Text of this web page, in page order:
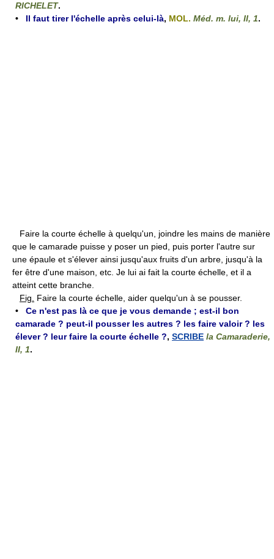
RICHELET.
• Il faut tirer l'échelle après celui-là, MOL. Méd. m. lui, II, 1.
Faire la courte échelle à quelqu'un, joindre les mains de manière
que le camarade puisse y poser un pied, puis porter l'autre sur
une épaule et s'élever ainsi jusqu'aux fruits d'un arbre, jusqu'à la
fer être d'une maison, etc. Je lui ai fait la courte échelle, et il a
atteint cette branche.
Fig.
Faire la courte échelle, aider quelqu'un à se pousser.
• Ce n'est pas là ce que je vous demande ; est-il bon
camarade ? peut-il pousser les autres ? les faire valoir ? les
élever ? leur faire la courte échelle ?, SCRIBE la Camaraderie,
II, 1.